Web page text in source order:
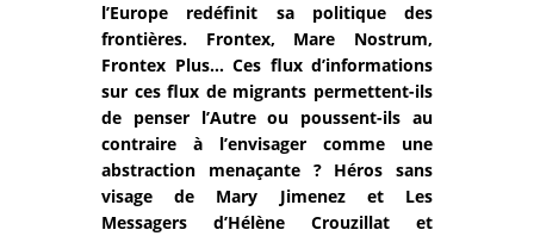
l’Europe redéfinit sa politique des
frontières. Frontex, Mare Nostrum,
Frontex Plus… Ces flux d’informations
sur ces flux de migrants permettent-ils
de penser l’Autre ou poussent-ils au
contraire à l’envisager comme une
abstraction menaçante ? Héros sans
visage de Mary Jimenez et Les
Messagers d’Hélène Crouzillat et